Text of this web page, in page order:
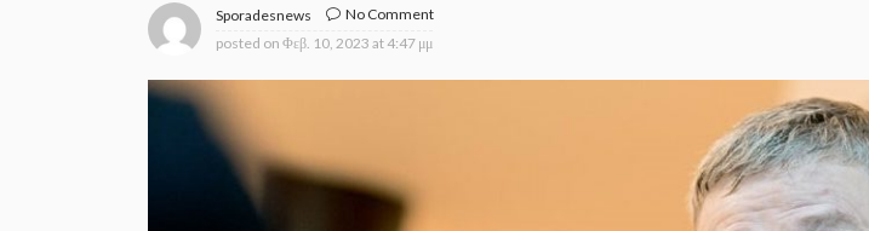
Sporadesnews
No Comment
posted on Φεβ. 10, 2023 at 4:47 μμ